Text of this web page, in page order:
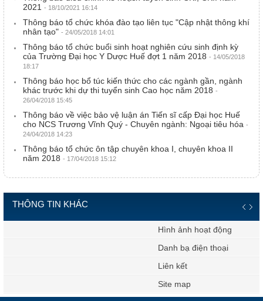
2021 - 18/10/2021 16:14
Thông báo tổ chức khóa đào tạo liên tục "Cập nhật thông khí
nhân tạo" - 24/05/2018 14:01
Thông báo tổ chức buổi sinh hoạt nghiên cứu sinh định kỳ
của Trường Đại học Y Dược Huế đợt 1 năm 2018 - 14/05/2018
18:17
Thông báo học bổ túc kiến thức cho các ngành gần, ngành
khác trước khi dự thi tuyển sinh Cao học năm 2018 -
26/04/2018 15:45
Thông báo về việc bảo vệ luận án Tiến sĩ cấp Đại học Huế
cho NCS Trương Vĩnh Quý - Chuyên ngành: Ngoại tiêu hóa -
24/04/2018 14:23
Thông báo tổ chức ôn tập chuyên khoa I, chuyên khoa II
năm 2018 - 17/04/2018 15:12
THÔNG TIN KHÁC
Hình ảnh hoạt động
Danh bạ điện thoại